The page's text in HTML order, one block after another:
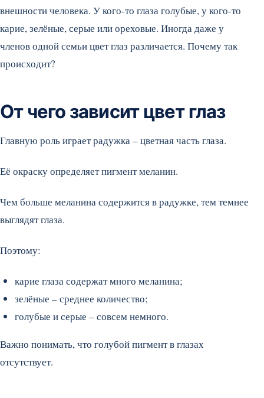
внешности человека. У кого-то глаза голубые, у кого-то
карие, зелёные, серые или ореховые. Иногда даже у
членов одной семьи цвет глаз различается. Почему так
происходит?
От чего зависит цвет глаз
Главную роль играет радужка – цветная часть глаза.
Её окраску определяет пигмент меланин.
Чем больше меланина содержится в радужке, тем темнее
выглядят глаза.
Поэтому:
карие глаза содержат много меланина;
зелёные – среднее количество;
голубые и серые – совсем немного.
Важно понимать, что голубой пигмент в глазах
отсутствует.